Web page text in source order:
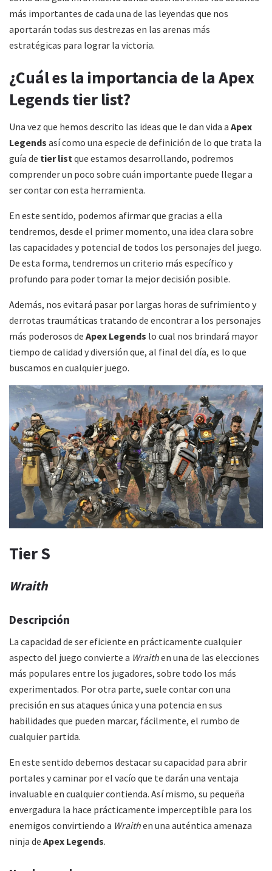
más importantes de cada una de las leyendas que nos
aportarán todas sus destrezas en las arenas más
estratégicas para lograr la victoria.
¿Cuál es la importancia de la Apex
Legends tier list?
Una vez que hemos descrito las ideas que le dan vida a Apex
Legends así como una especie de definición de lo que trata la
guía de tier list que estamos desarrollando, podremos
comprender un poco sobre cuán importante puede llegar a
ser contar con esta herramienta.
En este sentido, podemos afirmar que gracias a ella
tendremos, desde el primer momento, una idea clara sobre
las capacidades y potencial de todos los personajes del juego.
De esta forma, tendremos un criterio más específico y
profundo para poder tomar la mejor decisión posible.
Además, nos evitará pasar por largas horas de sufrimiento y
derrotas traumáticas tratando de encontrar a los personajes
más poderosos de Apex Legends lo cual nos brindará mayor
tiempo de calidad y diversión que, al final del día, es lo que
buscamos en cualquier juego.
Tier S
Wraith
Descripción
La capacidad de ser eficiente en prácticamente cualquier
aspecto del juego convierte a Wraithen una de las elecciones
más populares entre los jugadores, sobre todo los más
experimentados. Por otra parte, suele contar con una
precisión en sus ataques única y una potencia en sus
habilidades que pueden marcar, fácilmente, el rumbo de
cualquier partida.
En este sentido debemos destacar su capacidad para abrir
portales y caminar por el vacío que te darán una ventaja
invaluable en cualquier contienda. Así mismo, su pequeña
envergadura la hace prácticamente imperceptible para los
enemigos convirtiendo a Wraithen una auténtica amenaza
ninja de Apex Legends.